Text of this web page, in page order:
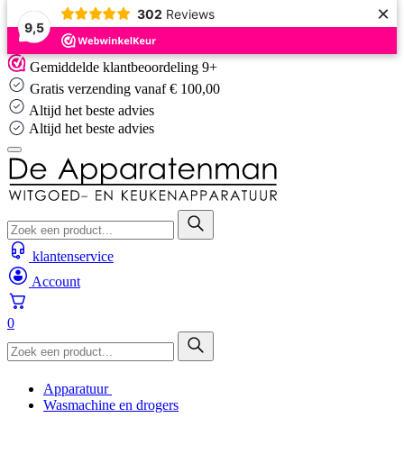
9,5
302 Reviews ×
Skip
to
content
Gemiddelde klantbeoordeling 9+
Gratis verzending vanaf € 100,00
Altijd het beste advies
Altijd het beste advies
klantenservice
Account
0
Apparatuur
Wasmachine en drogers